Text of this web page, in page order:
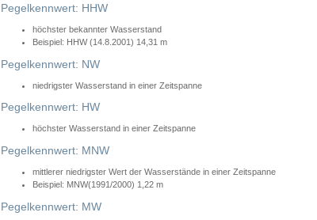
Pegelkennwert: HHW
höchster bekannter Wasserstand
Beispiel: HHW (14.8.2001) 14,31 m
Pegelkennwert: NW
niedrigster Wasserstand in einer Zeitspanne
Pegelkennwert: HW
höchster Wasserstand in einer Zeitspanne
Pegelkennwert: MNW
mittlerer niedrigster Wert der Wasserstände in einer Zeitspanne
Beispiel: MNW(1991/2000) 1,22 m
Pegelkennwert: MW